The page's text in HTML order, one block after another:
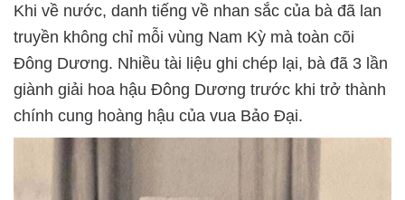
Khi về nước, danh tiếng về nhan sắc của bà đã lan
truyền không chỉ mỗi vùng Nam Kỳ mà toàn cõi
Đông Dương. Nhiều tài liệu ghi chép lại, bà đã 3 lần
giành giải hoa hậu Đông Dương trước khi trở thành
chính cung hoàng hậu của vua Bảo Đại.